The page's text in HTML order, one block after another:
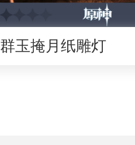
群玉掩月纸雕灯